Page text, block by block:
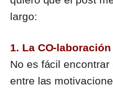
largo:
1. La CO-
No es fácil
entre las